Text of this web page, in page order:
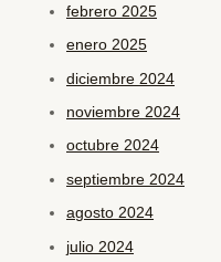
febrero 2025
enero 2025
diciembre 2024
noviembre 2024
octubre 2024
septiembre 2024
agosto 2024
julio 2024